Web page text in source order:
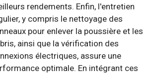
rendements. Enfin, l'entretien
y compris le nettoyage des
pour enlever la poussière et les
ainsi que la vérification des
électriques, assure une
optimale. En intégrant ces